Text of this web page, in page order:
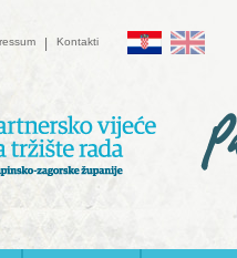
Kontakti